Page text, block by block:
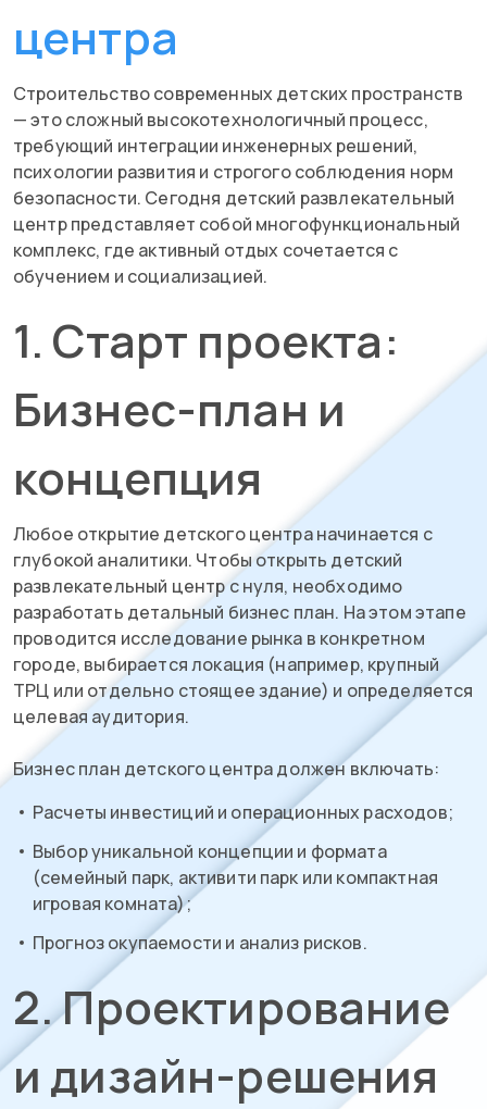
центра
Строительство современных детских пространств
— это сложный высокотехнологичный процесс,
требующий интеграции инженерных решений,
психологии развития и строгого соблюдения норм
безопасности. Сегодня детский развлекательный
центр представляет собой многофункциональный
комплекс, где активный отдых сочетается с
обучением и социализацией.
1. Старт проекта:
Бизнес-план и
концепция
Любое открытие детского центра начинается с
глубокой аналитики. Чтобы открыть детский
развлекательный центр с нуля, необходимо
разработать детальный бизнес план. На этом этапе
проводится исследование рынка в конкретном
городе, выбирается локация (например, крупный
ТРЦ или отдельно стоящее здание) и определяется
целевая аудитория.
Бизнес план детского центра должен включать:
Расчеты инвестиций и операционных расходов;
Выбор уникальной концепции и формата
(семейный парк, активити парк или компактная
игровая комната);
Прогноз окупаемости и анализ рисков.
2. Проектирование
и дизайн-решения